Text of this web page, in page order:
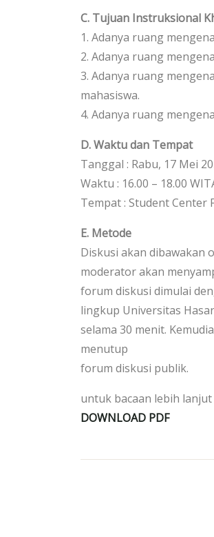
C. Tujuan Instruksional
1. Adanya ruang
2. Adanya ruang
3. Adanya ruang
mahasiswa.
4. Adanya ruang
D. Waktu dan Tempat
Tanggal : Rabu, 17 Mei
Waktu : 16.00 – 18.00
Tempat : Student Center
E. Metode
Diskusi akan dibawakan
moderator akan
forum diskusi dimulai
lingkup Universitas
selama 30 menit.
menutup
forum diskusi publik.
untuk bacaan lebih lanjut
DOWNLOAD PDF